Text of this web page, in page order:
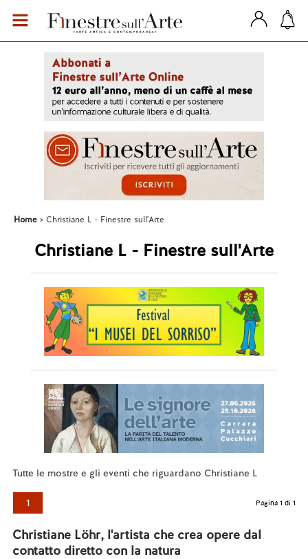
Home Christiane L - Finestre sull'Arte
Christiane L - Finestre sull'Arte
Tutte le mostre e gli eventi che riguardano Christiane L
1 Pagina 1 di 1
Christiane Löhr, l'artista che crea opere dal
contatto diretto con la natura